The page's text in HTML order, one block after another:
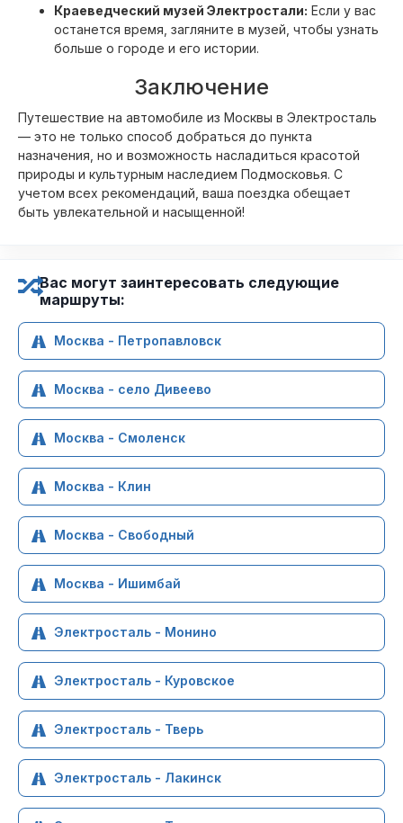
Краеведческий музей Электростали: Если у вас
останется время, загляните в музей, чтобы узнать
больше о городе и его истории.
Заключение
Путешествие на автомобиле из Москвы в Электросталь
— это не только способ добраться до пункта
назначения, но и возможность насладиться красотой
природы и культурным наследием Подмосковья. С
учетом всех рекомендаций, ваша поездка обещает
быть увлекательной и насыщенной!
Вас могут заинтересовать следующие
маршруты:
Москва - Петропавловск
Москва - село Дивеево
Москва - Смоленск
Москва - Клин
Москва - Свободный
Москва - Ишимбай
Электросталь - Монино
Электросталь - Куровское
Электросталь - Тверь
Электросталь - Лакинск